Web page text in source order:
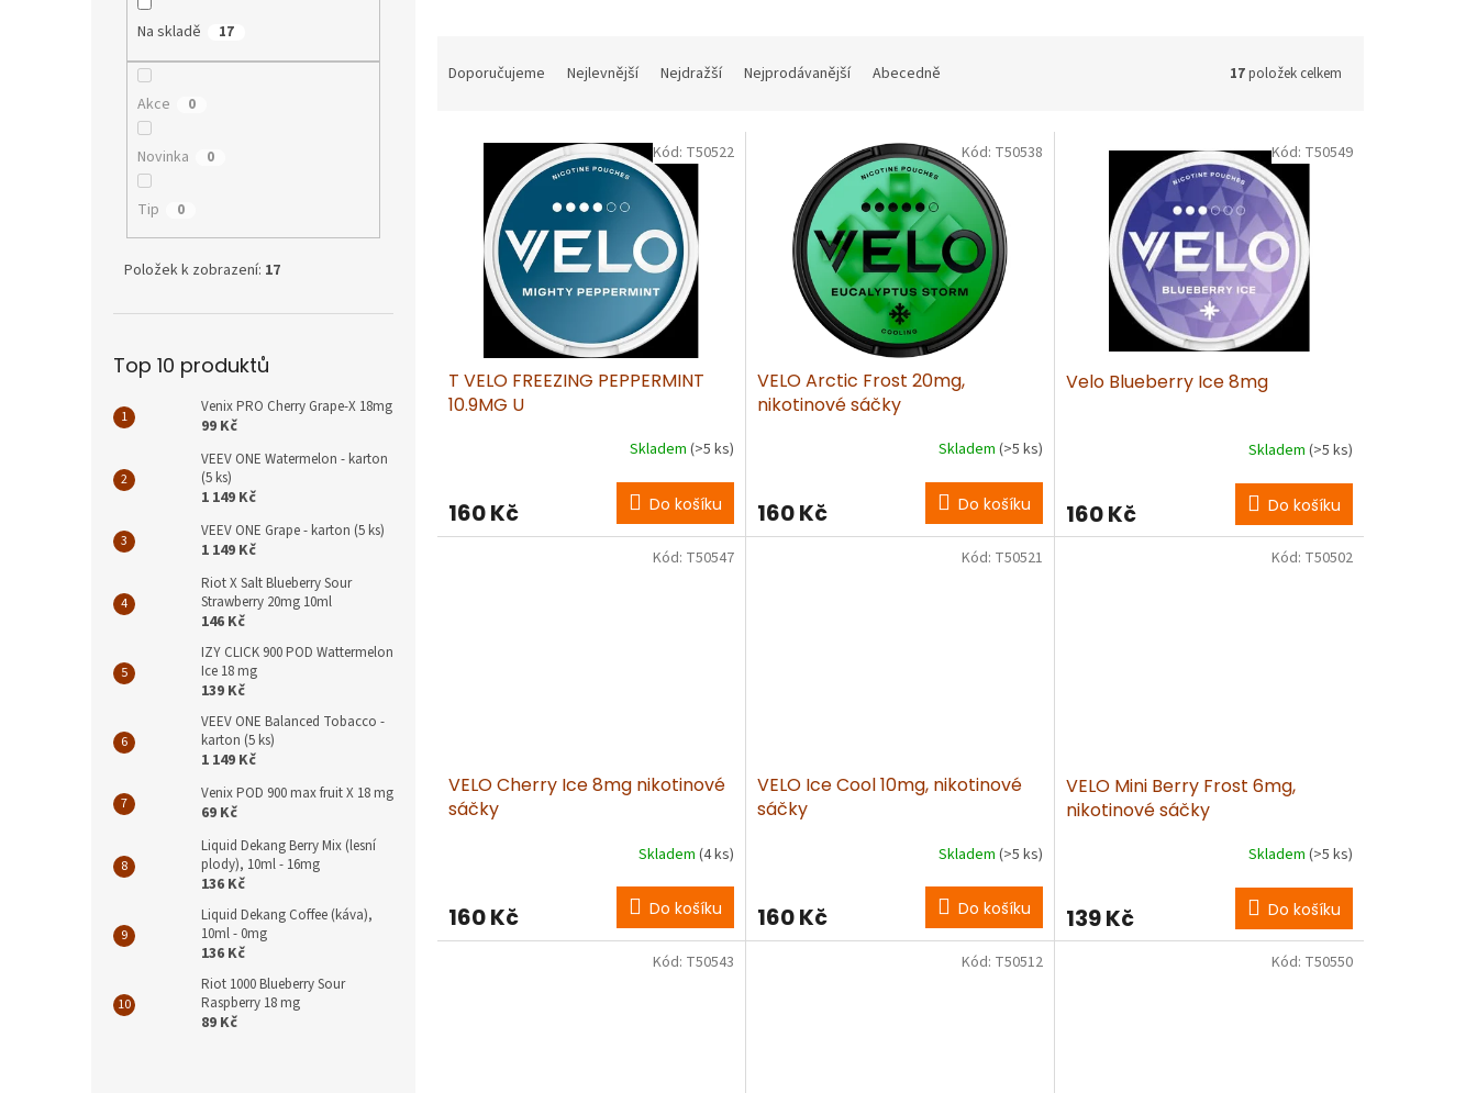
Na skladě 17
Akce 0
Novinka 0
Tip 0
Položek k zobrazení: 17
Top 10 produktů
Venix PRO Cherry Grape-X 18mg
99 Kč
VEEV ONE Watermelon - karton
(5 ks)
1 149 Kč
VEEV ONE Grape - karton (5 ks)
1 149 Kč
Riot X Salt Blueberry Sour
Strawberry 20mg 10ml
146 Kč
IZY CLICK 900 POD Wattermelon
Ice 18 mg
139 Kč
VEEV ONE Balanced Tobacco -
karton (5 ks)
1 149 Kč
Venix POD 900 max fruit X 18 mg
69 Kč
Liquid Dekang Berry Mix (lesní
plody), 10ml - 16mg
136 Kč
Liquid Dekang Coffee (káva),
10ml - 0mg
136 Kč
Riot 1000 Blueberry Sour
Raspberry 18 mg
89 Kč
aDoporučujeme Nejlevnější Nejdražší Nejprodávanější Abecedně 17položek celkem
T VELO FREEZING PEPPERMINT
10.9MG U
Skladem (>5 ks)
160 Kč Do košíku
Kód: T50522
VELO Arctic Frost 20mg,
nikotinové sáčky
Skladem (>5 ks)
160 Kč Do košíku
Kód: T50538
Velo Blueberry Ice 8mg
Skladem (>5 ks)
160 Kč Do košíku
Kód: T50549
VELO Cherry Ice 8mg nikotinové
sáčky
Skladem (4 ks)
160 Kč Do košíku
Kód: T50547
VELO Ice Cool 10mg, nikotinové
sáčky
Skladem (>5 ks)
160 Kč Do košíku
Kód: T50521
VELO Mini Berry Frost 6mg,
nikotinové sáčky
Skladem (>5 ks)
139 Kč Do košíku
Kód: T50502
Kód: T50543 Kód: T50512 Kód: T50550